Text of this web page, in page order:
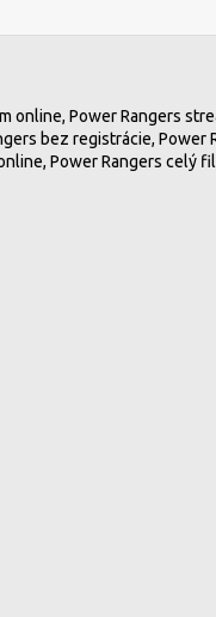
Power Rangers
bez registrácie,
Power Rangers celý